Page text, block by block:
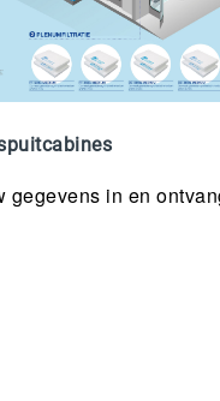
gegevens in en